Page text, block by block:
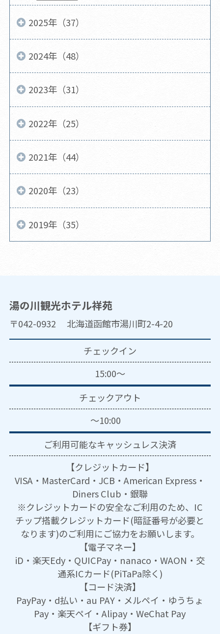
2025年（37）
2024年（48）
2023年（31）
2022年（25）
2021年（44）
2020年（23）
2019年（35）
湯の川観光ホテル祥苑
〒042-0932 北海道函館市湯川町2-4-20
チェックイン
15:00～
チェックアウト
～10:00
ご利用可能なキャッシュレス決済
【クレジットカード】
VISA・MasterCard・JCB・American Express・
Diners Club・銀聯
※クレジットカードの安全なご利用のため、IC
チップ搭載クレジットカード(暗証番号が必要と
なります)のご利用にご協力をお願いします。
【電子マネー】
iD・楽天Edy・QUICPay・nanaco・WAON・交
通系ICカード(PiTaPa除く)
【コード決済】
PayPay・d払い・au PAY・メルペイ・ゆうちょ
Pay・楽天ペイ・Alipay・WeChat Pay
【ギフト券】